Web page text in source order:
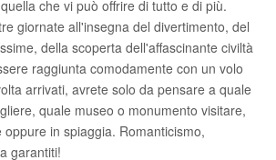
che vi può offrire di tutto e di più.
giornate all'insegna del divertimento, del
della scoperta dell'affascinante civiltà
raggiunta comodamente con un volo
arrivati, avrete solo da pensare a quale
quale museo o monumento visitare,
in spiaggia. Romanticismo,
garantiti!